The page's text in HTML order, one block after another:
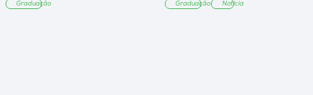
Graduação Graduação Notícia